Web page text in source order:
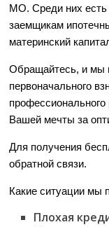
МО. Среди них есть
заемщикам
материнский
Обращайтесь, и мы
первоначального
Вашей мечты за
Для получения
обратной связи.
Какие ситуации мы
Плохая